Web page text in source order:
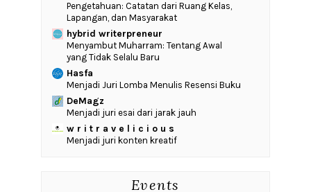
Pengetahuan: Catatan dari Ruang Kelas,
Lapangan, dan Masyarakat
hybrid writerpreneur
Menyambut Muharram: Tentang Awal
yang Tidak Selalu Baru
Hasfa
Menjadi Juri Lomba Menulis Resensi Buku
DeMagz
Menjadi juri esai dari jarak jauh
w r i t r a v e l i c i o u s
Menjadi juri konten kreatif
Events